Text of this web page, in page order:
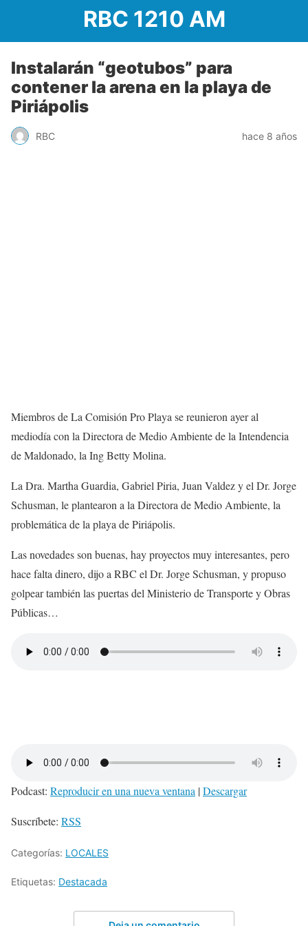
RBC 1210 AM
Instalarán “geotubos” para
contener la arena en la playa de
Piriápolis
RBC hace 8 años
Miembros de La Comisión Pro Playa se reunieron ayer al
mediodía con la Directora de Medio Ambiente de la Intendencia
de Maldonado, la Ing Betty Molina.
La Dra. Martha Guardia, Gabriel Piria, Juan Valdez y el Dr. Jorge
Schusman, le plantearon a la Directora de Medio Ambiente, la
problemática de la playa de Piriápolis.
Las novedades son buenas, hay proyectos muy interesantes, pero
hace falta dinero, dijo a RBC el Dr. Jorge Schusman, y propuso
golpear también las puertas del Ministerio de Transporte y Obras
Públicas…
Podcast: Reproducir en una nueva ventana |Descargar
Suscríbete: RSS
Categorías: LOCALES
Etiquetas: Destacada